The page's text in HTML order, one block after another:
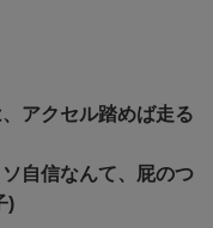
アクセル踏めば走る
自信なんて、屁のつ
)